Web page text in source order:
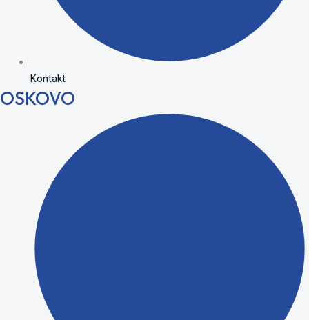
Kontakt
OSKOVO